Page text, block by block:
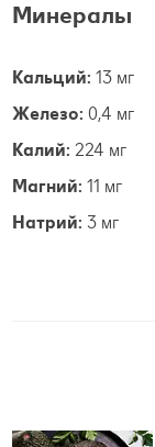
Минералы
Кальций: 13 мг
Железо: 0,4 мг
Калий: 224 мг
Магний: 11 мг
Натрий: 3 мг